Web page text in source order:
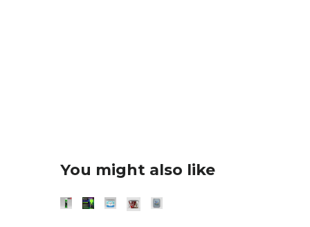
You might also like